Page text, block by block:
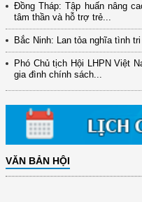
Đồng Tháp: Tập huấn nâng
tâm thần và hỗ trợ trẻ...
Bắc Ninh: Lan tỏa nghĩa tình
Phó Chủ tịch Hội LHPN Việt
gia đình chính sách...
VĂN BẢN HỘI